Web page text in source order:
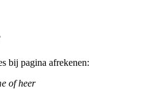
bij pagina afrekenen:
of heer